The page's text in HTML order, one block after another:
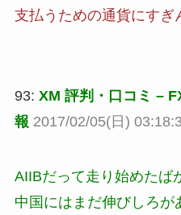
支払うための通貨にすぎ
93: XM 評判・口コミ –
報 2017/02/05(日)
AIIBだって走り始めたば
中国にはまだ伸びしろが